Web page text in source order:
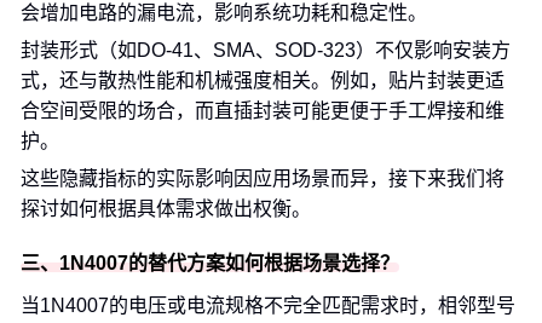
会增加电路的漏电流，影响系统功耗和稳定性。
封装形式（如DO-41、SMA、SOD-323）不仅影响安装方
式，还与散热性能和机械强度相关。例如，贴片封装更适
合空间受限的场合，而直插封装可能更便于手工焊接和维
护。
这些隐藏指标的实际影响因应用场景而异，接下来我们将
探讨如何根据具体需求做出权衡。
三、1N4007的替代方案如何根据场景选择？
当1N4007的电压或电流规格不完全匹配需求时，相邻型号